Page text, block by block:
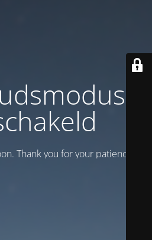
is
Thank you for your patience!